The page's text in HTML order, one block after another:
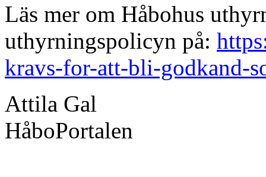
Läs mer om Håbohus
uthyrningspolicyn på:
kravs-for-att-bli-godkand-
Attila Gal
HåboPortalen